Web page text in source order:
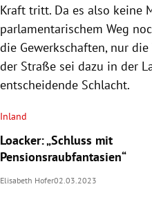
Kraft tritt. Da es also keine
parlamentarischem Weg
die Gewerkschaften, nur
der Straße sei dazu in der
entscheidende Schlacht.
Inland
Loacker: „Schluss mit
Pensionsraubfantasien“
Elisabeth Hofer02.03.2023